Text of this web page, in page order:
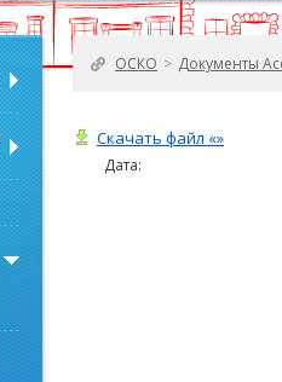
ОСКО > Документы
Скачать файл «»
Дата: